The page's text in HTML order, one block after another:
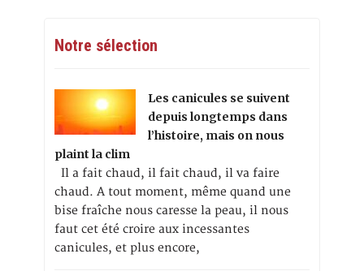
Notre sélection
Les canicules se suivent
depuis longtemps dans
l’histoire, mais on nous
plaint la clim
Il a fait chaud, il fait chaud, il va faire
chaud. A tout moment, même quand une
bise fraîche nous caresse la peau, il nous
faut cet été croire aux incessantes
canicules, et plus encore,